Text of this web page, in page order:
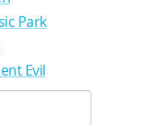
Park
Evil